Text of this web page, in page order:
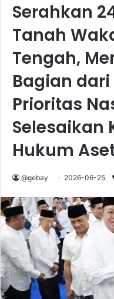
Serahkan
Tanah
Tengah,
Bagian
Prioritas
Selesaikan
Hukum
@gebay 2026-06-25